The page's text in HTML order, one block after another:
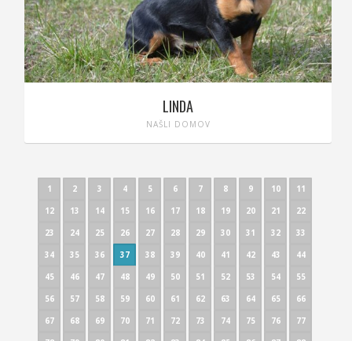
LINDA
NAŠLI DOMOV
1 2 3 4 5 6 7 8 9 10
11
12
13 14 15 16 17 18 19 20 21
22
23
24 25 26 27 28 29 30 31 32
33
34
35 36 37 38 39 40 41 42 43
44
45
46 47 48 49 50 51 52 53 54
55
56
57 58 59 60 61 62 63 64 65
66
67
68 69 70 71 72 73 74 75 76
77